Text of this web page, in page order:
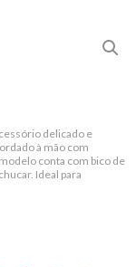
delicado e
à mão com
conta com bico de
Ideal para